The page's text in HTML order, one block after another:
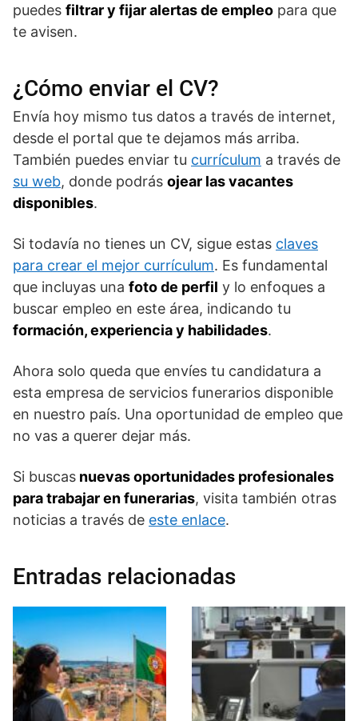
puedes filtrar y fijar alertas de empleo para que
te avisen.
¿Cómo enviar el CV?
Envía hoy mismo tus datos a través de internet,
desde el portal que te dejamos más arriba.
También puedes enviar tu currículum a través de
su web, donde podrás ojear las vacantes
disponibles.
Si todavía no tienes un CV, sigue estas claves
para crear el mejor currículum. Es fundamental
que incluyas una foto de perfil y lo enfoques a
buscar empleo en este área, indicando tu
formación, experiencia y habilidades.
Ahora solo queda que envíes tu candidatura a
esta empresa de servicios funerarios disponible
en nuestro país. Una oportunidad de empleo que
no vas a querer dejar más.
Si buscas nuevas oportunidades profesionales
para trabajar en funerarias, visita también otras
noticias a través de este enlace.
Entradas relacionadas